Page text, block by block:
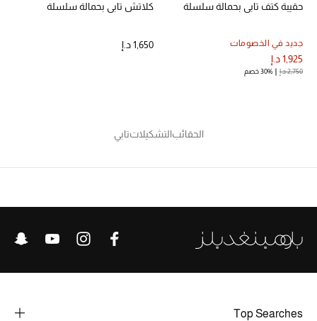
حقيبة كتف تابي بحمالة سلسلة
جديد في الخصومات
1,925 د.إ
2,750 د.إ 30% خصم
كلاتش تابي بحمالة سلسلة
1,650 د.إ
الحقائبالتشكيلاتتابي
Top Searches